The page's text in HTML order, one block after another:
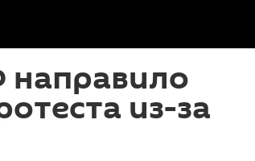
направило
из-за